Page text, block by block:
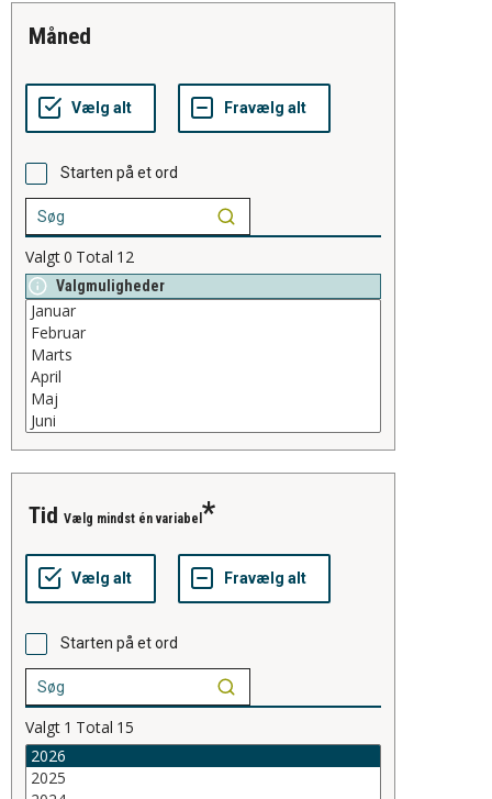
måned
Starten på et ord
Valgt0 Total 12
Valgmuligheder
tid Vælg mindst én variabel
Starten på et ord
Valgt 1 Total 15